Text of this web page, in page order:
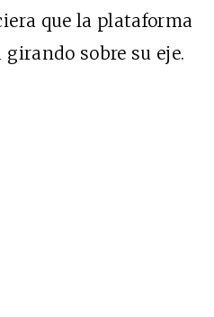
que la plataforma
sobre su eje.